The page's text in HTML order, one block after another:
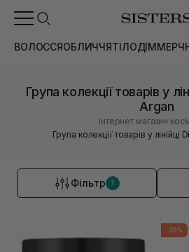
ВОЛОССЯОБЛИЧЧЯТІЛОДІММЕРЧ
Група колекції товарів у
Argan
Інтернет магазин
Група колекції товарів у
Фільтр 1
-20%